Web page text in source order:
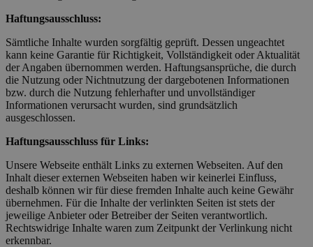
Haftungsausschluss:
Sämtliche Inhalte wurden sorgfältig geprüft. Dessen ungeachtet
kann keine Garantie für Richtigkeit, Vollständigkeit oder Aktualität
der Angaben übernommen werden. Haftungsansprüche, die durch
die Nutzung oder Nichtnutzung der dargebotenen Informationen
bzw. durch die Nutzung fehlerhafter und unvollständiger
Informationen verursacht wurden, sind grundsätzlich
ausgeschlossen.
Haftungsausschluss für Links:
Unsere Webseite enthält Links zu externen Webseiten. Auf den
Inhalt dieser externen Webseiten haben wir keinerlei Einfluss,
deshalb können wir für diese fremden Inhalte auch keine Gewähr
übernehmen. Für die Inhalte der verlinkten Seiten ist stets der
jeweilige Anbieter oder Betreiber der Seiten verantwortlich.
Rechtswidrige Inhalte waren zum Zeitpunkt der Verlinkung nicht
erkennbar.